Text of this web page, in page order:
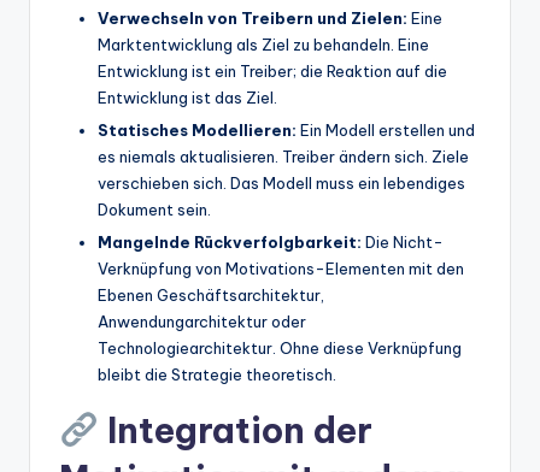
Verwechseln von Treibern und Zielen: Eine
Marktentwicklung als Ziel zu behandeln. Eine
Entwicklung ist ein Treiber; die Reaktion auf die
Entwicklung ist das Ziel.
Statisches Modellieren: Ein Modell erstellen und
es niemals aktualisieren. Treiber ändern sich. Ziele
verschieben sich. Das Modell muss ein lebendiges
Dokument sein.
Mangelnde Rückverfolgbarkeit: Die Nicht-
Verknüpfung von Motivations-Elementen mit den
Ebenen Geschäftsarchitektur,
Anwendungarchitektur oder
Technologiearchitektur. Ohne diese Verknüpfung
bleibt die Strategie theoretisch.
Integration der